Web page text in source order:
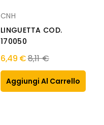
CNH
LINGUETTA COD.
170050
6,49 €Prezzo
normale
8,11 €
Aggiungi Al Carrello